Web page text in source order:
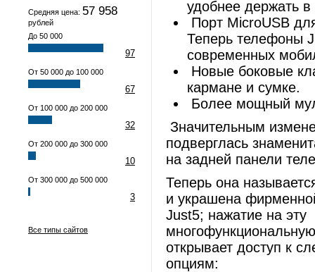
Средняя цена: 57 958
рублей
До 50 000
97
От 50 000 до 100 000
67
От 100 000 до 200 000
32
От 200 000 до 300 000
10
От 300 000 до 500 000
3
Все типы сайтов
удобнее держать в
Порт MicroUSB
Теперь телефоны
современных
Новые боковые
кармане и сумке.
Более мощный
Значительным
подверглась
на задней панели
Теперь она
и украшена
Just5; нажатие на эту
открывает доступ к
опциям: